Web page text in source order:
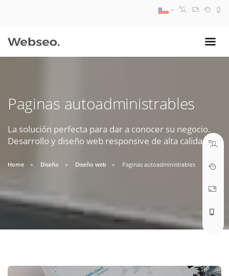
Paginas autoadministrables
La solución perfecta para dar a conocer su negocio.
Desarrollo y diseño web responsive de alta calidad.
Home Diseño Diseño web Paginas autoadministrables
09:30 AM A 18:30 PM
soporte@webseo.cl